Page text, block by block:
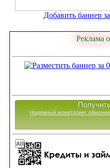
Добавить баннер
Реклама
Надежный мониторинг